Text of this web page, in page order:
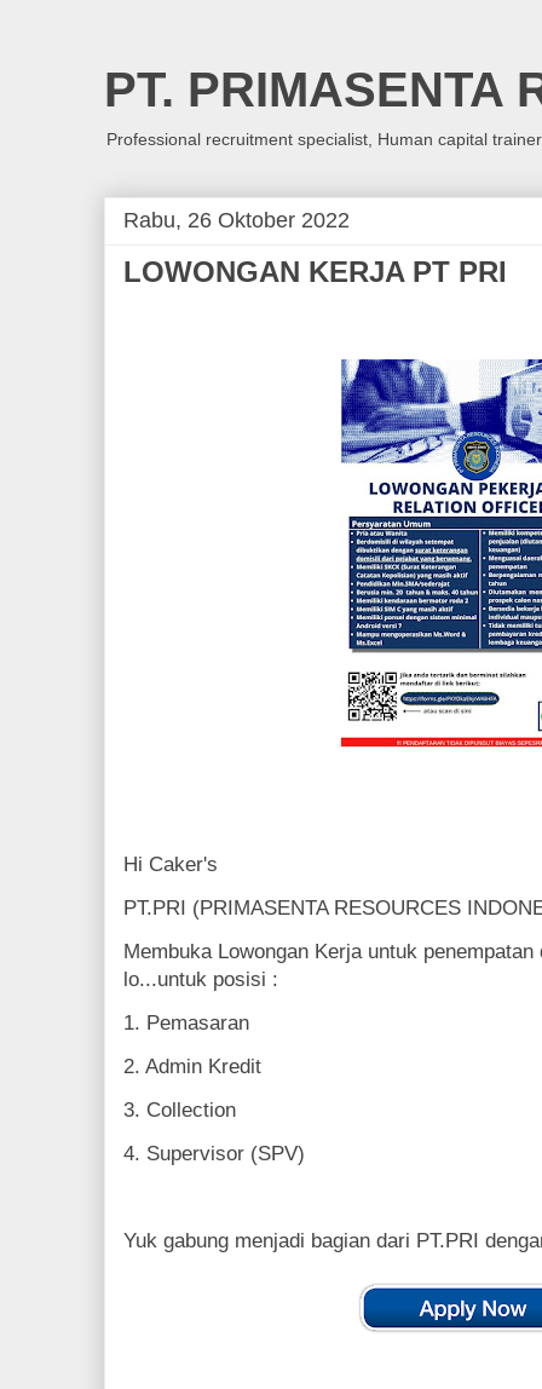
PT. PRIMASENTA
Professional recruitment specialist, Human capital
Rabu, 26 Oktober 2022
LOWONGAN KERJA PT PRI
Hi Caker's
PT.PRI (PRIMASENTA RESOURCES
Membuka Lowongan Kerja untuk
lo...untuk posisi :
1. Pemasaran
2. Admin Kredit
3. Collection
4. Supervisor (SPV)
Yuk gabung menjadi bagian dari PT.PRI